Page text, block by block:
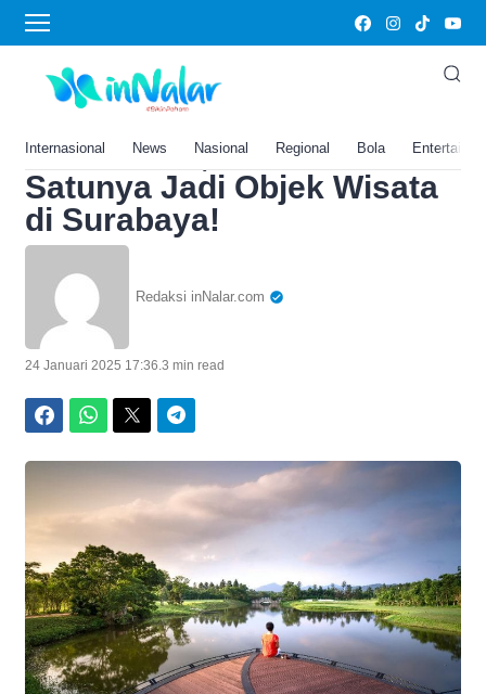
Internasional News Nasional Regional Bola
Home›
3 Universitas Ini Punya
Danau Buatan Tercantik di
Jawa Timur, Bahkan Salah
Satunya Jadi Objek Wisata
di Surabaya!
Redaksi inNalar.com
24 Januari 2025 17:36.3 min read